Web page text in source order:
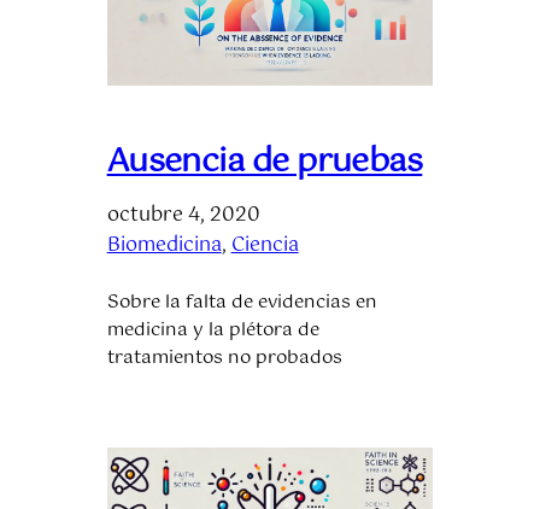
Ausencia de pruebas
octubre 4, 2020
Biomedicina, Ciencia
Sobre la falta de evidencias en
medicina y la plétora de
tratamientos no probados